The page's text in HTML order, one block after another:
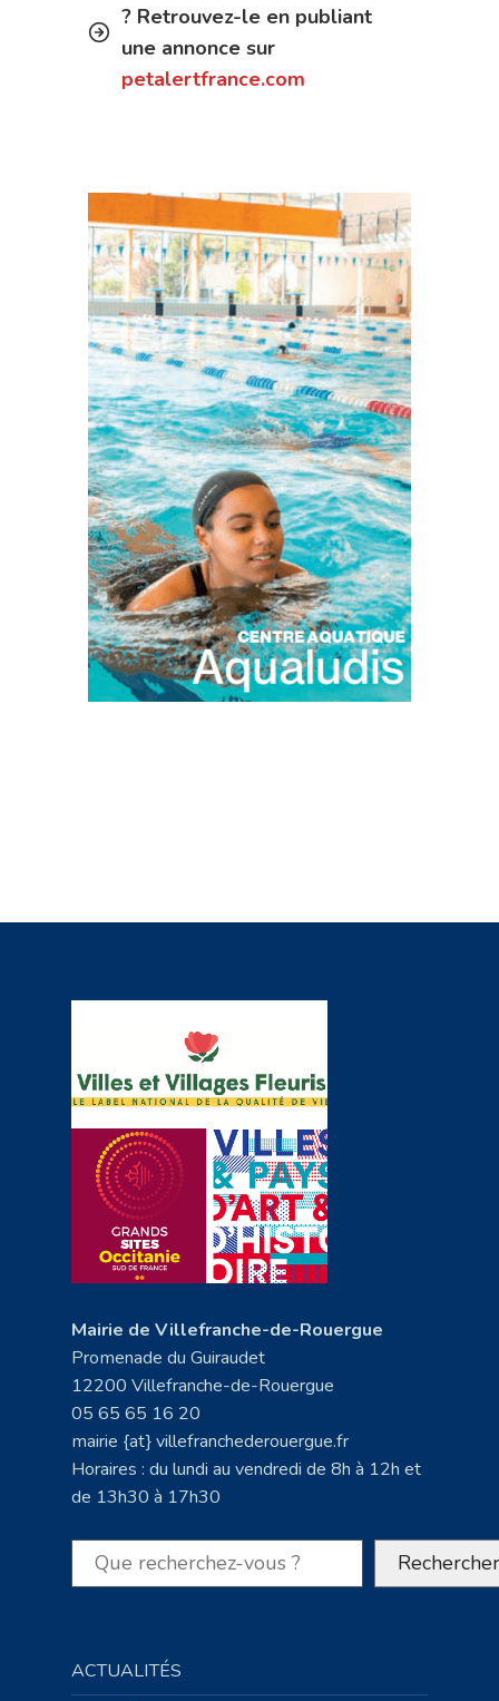
? Retrouvez-le en publiant
une annonce sur
petalertfrance.com
Mairie de Villefranche-de-Rouergue
Promenade du Guiraudet
12200 Villefranche-de-Rouergue
05 65 65 16 20
mairie {at} villefranchederouergue.fr
Horaires : du lundi au vendredi de 8h à 12h et
de 13h30 à 17h30
Rechercher Rechercher
ACTUALITÉS